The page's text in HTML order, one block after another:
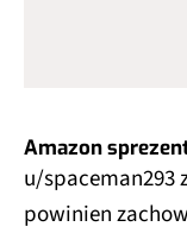
Amazon
u/spaceman293
powinien